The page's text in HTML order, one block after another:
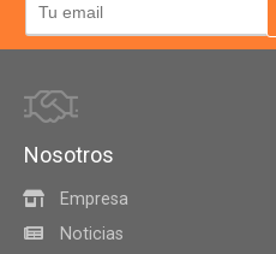
Nosotros
Empresa
Noticias